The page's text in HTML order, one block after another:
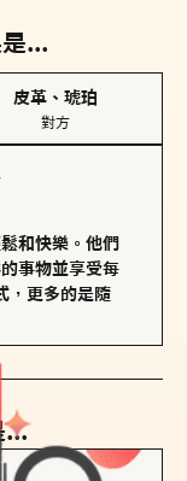
...
皮革、琥珀
對方
和快樂。他們
事物並享受每
，更多的是隨
...